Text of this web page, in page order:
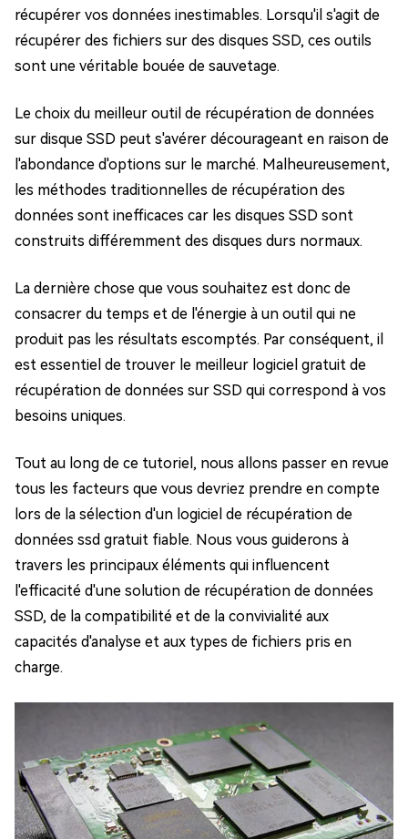
récupérer vos données inestimables. Lorsqu'il s'agit de
récupérer des fichiers sur des disques SSD, ces outils
sont une véritable bouée de sauvetage.
Le choix du meilleur outil de récupération de données
sur disque SSD peut s'avérer décourageant en raison de
l'abondance d'options sur le marché. Malheureusement,
les méthodes traditionnelles de récupération des
données sont inefficaces car les disques SSD sont
construits différemment des disques durs normaux.
La dernière chose que vous souhaitez est donc de
consacrer du temps et de l'énergie à un outil qui ne
produit pas les résultats escomptés. Par conséquent, il
est essentiel de trouver le meilleur logiciel gratuit de
récupération de données sur SSD qui correspond à vos
besoins uniques.
Tout au long de ce tutoriel, nous allons passer en revue
tous les facteurs que vous devriez prendre en compte
lors de la sélection d'un logiciel de récupération de
données ssd gratuit fiable. Nous vous guiderons à
travers les principaux éléments qui influencent
l'efficacité d'une solution de récupération de données
SSD, de la compatibilité et de la convivialité aux
capacités d'analyse et aux types de fichiers pris en
charge.